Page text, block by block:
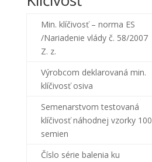
Min. klíčivosť – norma ES
/Nariadenie vlády č. 58/2007
Z. z.
Výrobcom deklarovaná min.
klíčivosť osiva
Semenarstvom testovaná
klíčivosť náhodnej vzorky 100
semien
Číslo série balenia ku